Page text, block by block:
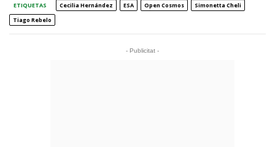
ETIQUETAS Cecilia Hernández ESA Open Cosmos
Simonetta Cheli
Tiago Rebelo
- Publicitat -